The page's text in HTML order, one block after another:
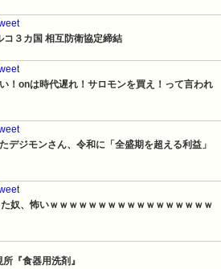
コ３カ国 相互防衛協定締結
！onは時代遅れ！サロモンを買え！って言われ
デジモンさん、令和に「全盛期を超える利益」
奴、怖いｗｗｗｗｗｗｗｗｗｗｗｗｗｗｗｗｗ
『食器用洗剤』